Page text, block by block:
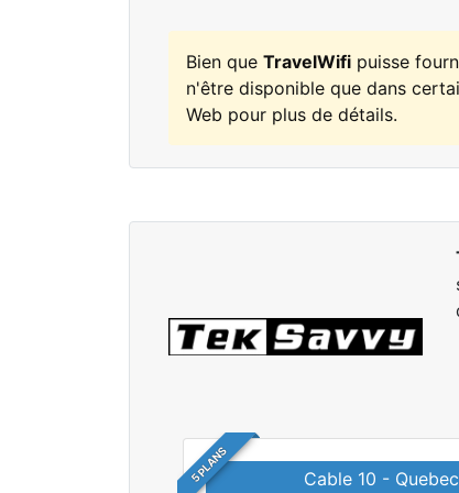
Bien que TravelWifi puisse
n'être disponible que dans
Web pour plus de détails.
5 PLANS Cable 10 - Quebec